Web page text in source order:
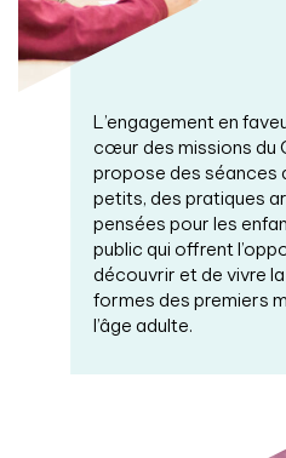
L’engagement en
cœur des missions du
propose des séances
petits, des pratiques
pensées pour les
public qui offrent
découvrir et de vivre
formes des premiers
l’âge adulte.